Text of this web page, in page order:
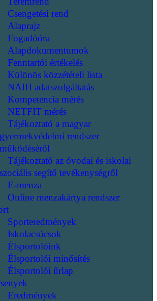
Csengetési rend
Alaprajz
Fogadóóra
Alapdokumentumok
Fenntartói értékelés
Különös közzétételi lista
NAIH adatszolgáltatás
Kompetencia mérés
NETFIT mérés
Tájékoztató a magyar
gyermekvédelmi rendszer
működéséről
Tájékoztató az óvodai és iskolai
szociális segítő tevékenységről
E-menza
Online menzakártya rendszer
Sporteredmények
Iskolacsúcsok
Élsportolóink
Élsportolói minősítés
Élsportolói űrlap
Eredmények